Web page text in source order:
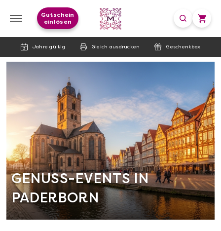
Jahre gültig Gleich ausdrucken Geschenkbox
Gutschein
einlösen
GENUSS-EVENTS IN
PADERBORN